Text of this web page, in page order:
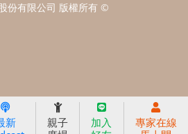
份有限公司 版權所有 ©
新
親子
加入
專家在線